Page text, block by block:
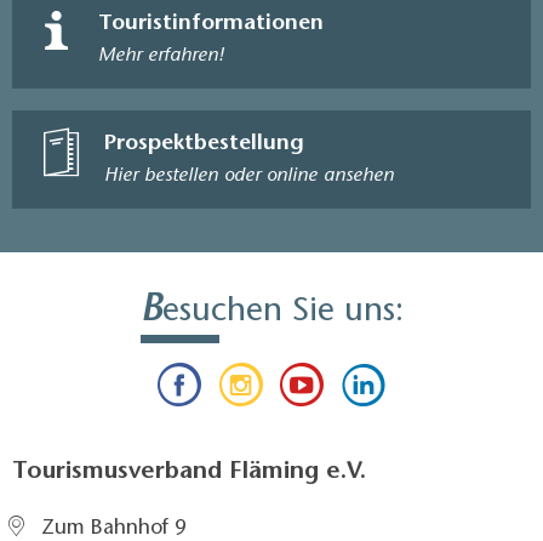
Touristinformationen
Mehr erfahren!
Prospektbestellung
Hier bestellen oder online ansehen
Besuchen Sie uns:
Tourismusverband Fläming e.V.
Zum Bahnhof 9